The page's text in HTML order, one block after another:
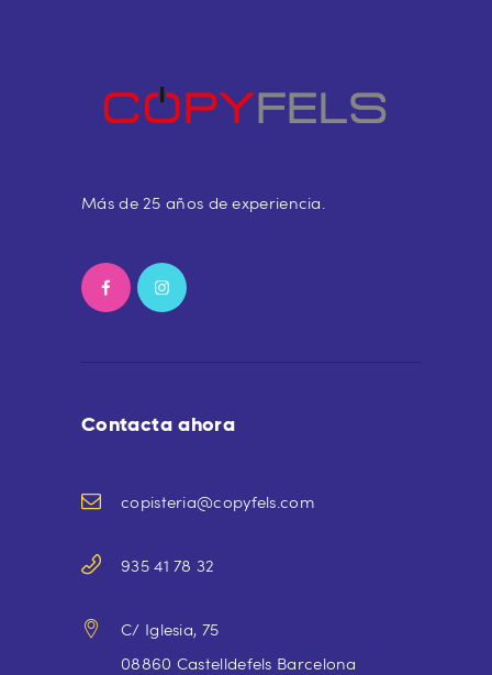
Más de 25 años de experiencia.
Contacta ahora
copisteria@copyfels.com
935 41 78 32
C/ Iglesia, 75
08860 Castelldefels Barcelona